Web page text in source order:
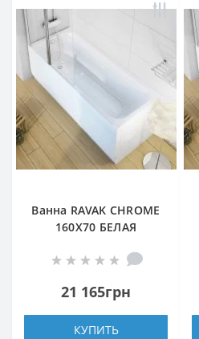
Ванна RAVAK CHROME
160X70 БЕЛАЯ
21 165грн
КУПИТЬ